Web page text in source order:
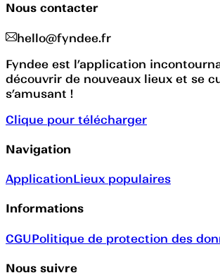
Nous contacter
hello@fyndee.fr
Fyndee est l’application
découvrir de nouveaux lieux et se
s’amusant !
Clique pour télécharger
Navigation
ApplicationLieux populaires
Informations
CGUPolitique de protection des
Nous suivre